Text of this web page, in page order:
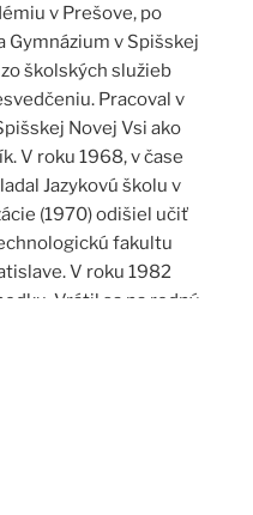
v Prešove, po
v Spišskej
školských služieb
Pracoval v
Novej Vsi ako
V roku 1968, v čase
Jazykovú školu v
(1970) odišiel učiť
fakultu
V roku 1982
Vrátil sa na rodný